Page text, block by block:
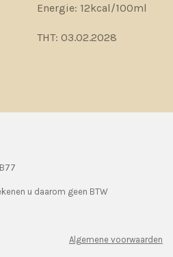
Energie: 12kcal/100ml
THT: 03.02.2028
u daarom geen BTW
Algemene voorwaarden